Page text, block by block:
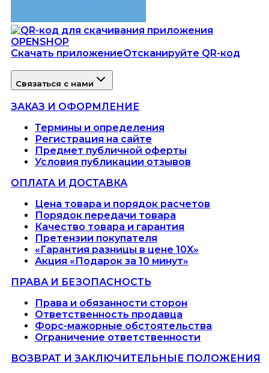
Скачать приложениеОтсканируйте QR-код
Связаться с нами
ЗАКАЗ И ОФОРМЛЕНИЕ
Термины и определения
Регистрация на сайте
Предмет публичной оферты
Условия публикации отзывов
ОПЛАТА И ДОСТАВКА
Цена товара и порядок расчетов
Порядок передачи товара
Качество товара и гарантия
Претензии покупателя
«Гарантия разницы в цене 10X»
Акция «Подарок за 10 минут»
ПРАВА И БЕЗОПАСНОСТЬ
Права и обязанности сторон
Ответственность продавца
Форс-мажорные обстоятельства
Ограничение ответственности
ВОЗВРАТ И ЗАКЛЮЧИТЕЛЬНЫЕ ПОЛОЖЕНИЯ